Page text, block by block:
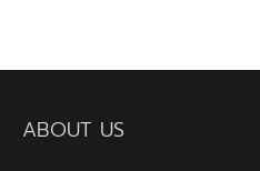
ABOUT US